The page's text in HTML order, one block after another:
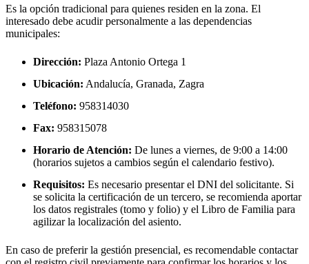
Es la opción tradicional para quienes residen en la zona. El
interesado debe acudir personalmente a las dependencias
municipales:
Dirección: Plaza Antonio Ortega 1
Ubicación: Andalucía, Granada, Zagra
Teléfono: 958314030
Fax: 958315078
Horario de Atención: De lunes a viernes, de 9:00 a 14:00
(horarios sujetos a cambios según el calendario festivo).
Requisitos: Es necesario presentar el DNI del solicitante. Si
se solicita la certificación de un tercero, se recomienda aportar
los datos registrales (tomo y folio) y el Libro de Familia para
agilizar la localización del asiento.
En caso de preferir la gestión presencial, es recomendable contactar